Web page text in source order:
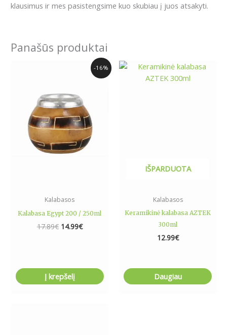
klausimus ir mes pasistengsime kuo skubiau į juos atsakyti.
Panašūs produktai
-16%
Kalabasos
Kalabasa Egypt 200 / 250ml
17.89€ 14.99€
Current
price
Į krepšelį
IŠPARDUOTA
Kalabasos
Keramikinė kalabasa AZTEK
300ml
12.99€
Daugiau